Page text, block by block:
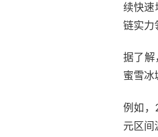
续快速
链实力
据了解
蜜雪冰
例如，
元区间